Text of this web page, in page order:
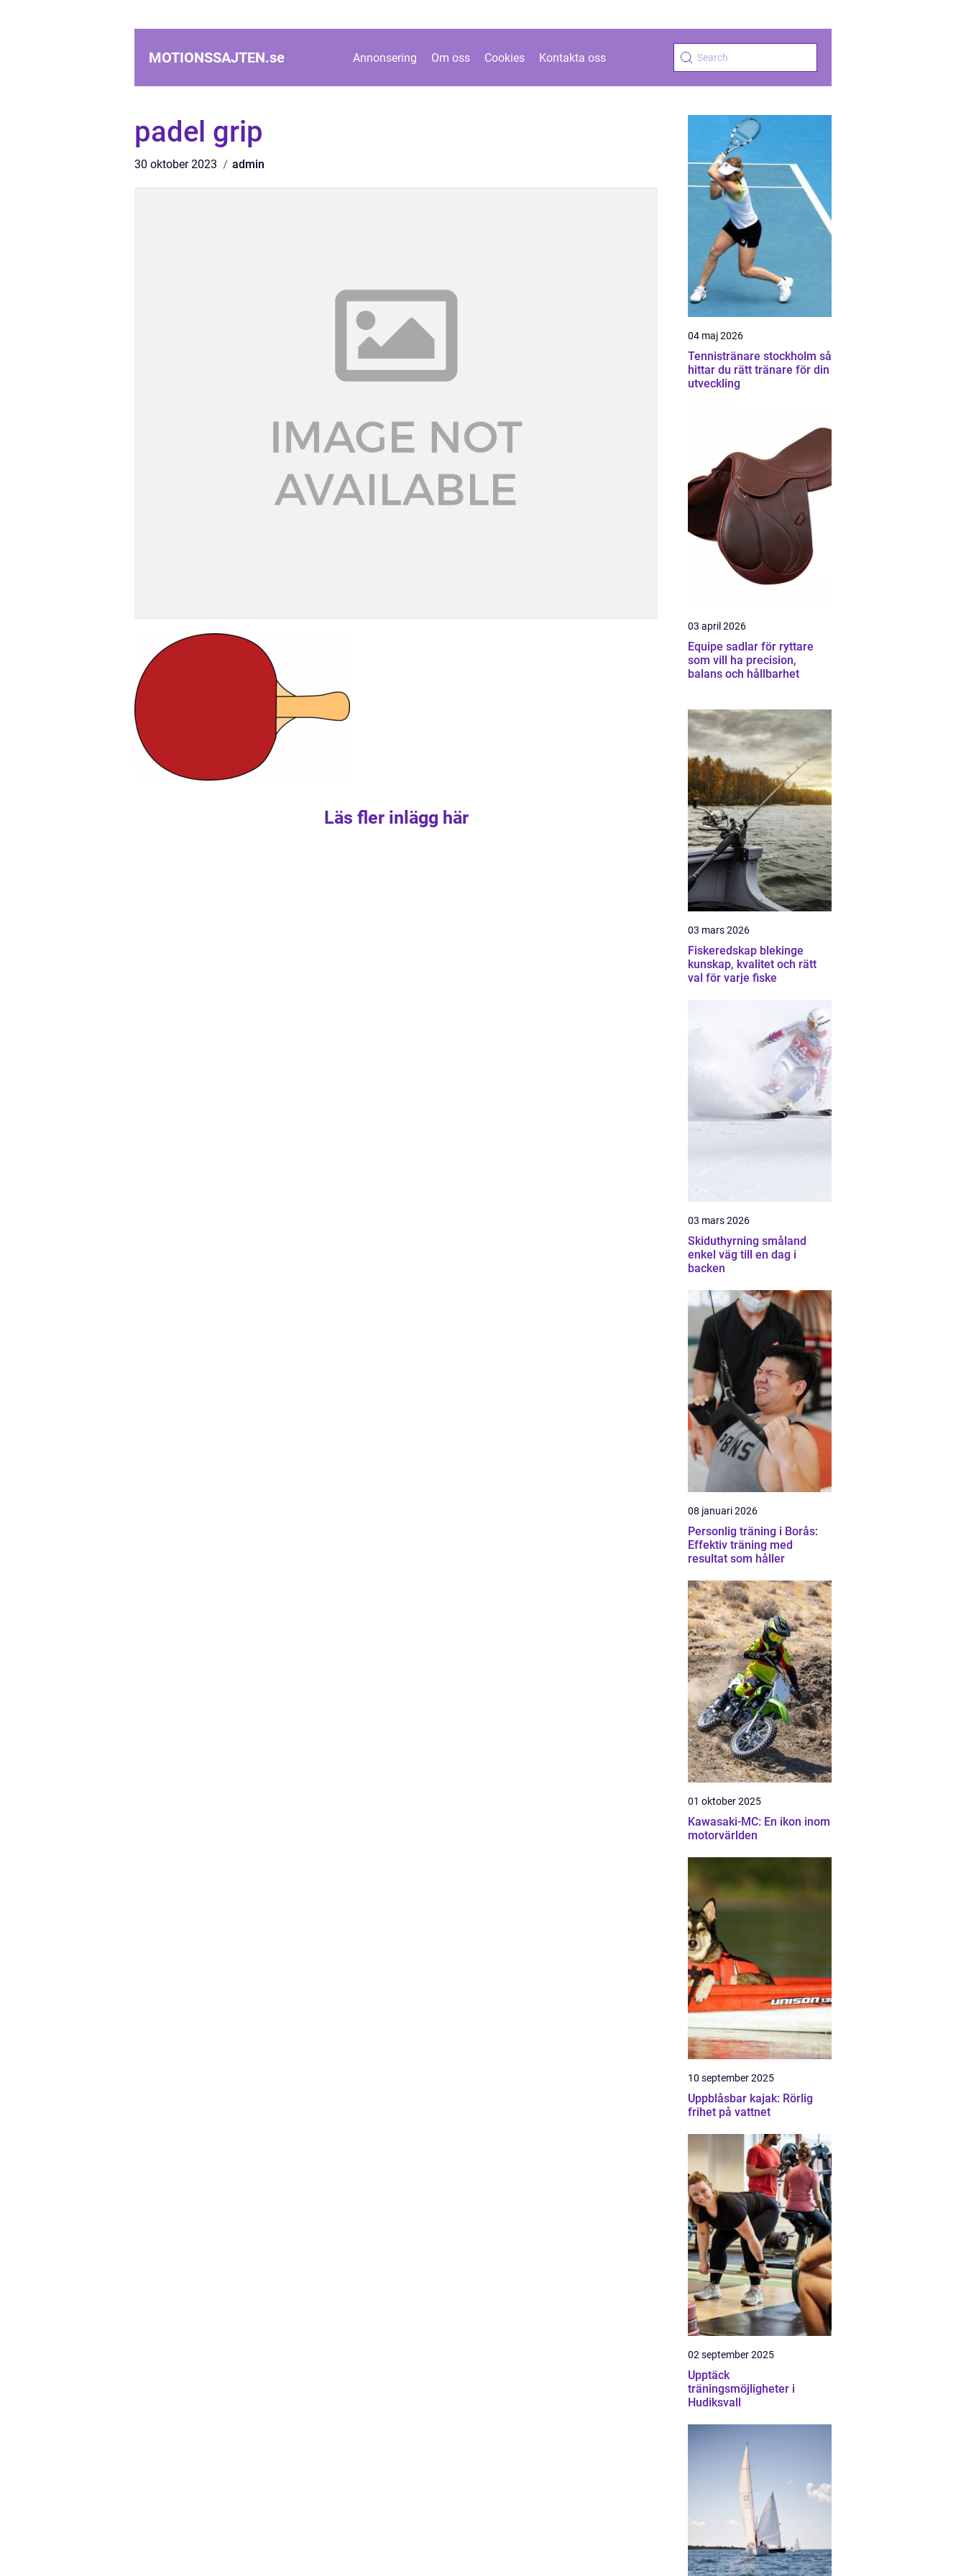
MOTIONSSAJTEN.se Annonsering Om oss Cookies Kontakta oss
padel grip
30 oktober 2023 admin
Läs fler inlägg här
04 maj 2026
Tennistränare stockholm så
hittar du rätt tränare för din
utveckling
03 april 2026
Equipe sadlar för ryttare
som vill ha precision,
balans och hållbarhet
03 mars 2026
Fiskeredskap blekinge
kunskap, kvalitet och rätt
val för varje fiske
03 mars 2026
Skiduthyrning småland
enkel väg till en dag i
backen
08 januari 2026
Personlig träning i Borås:
Effektiv träning med
resultat som håller
01 oktober 2025
Kawasaki-MC: En ikon inom
motorvärlden
10 september 2025
Uppblåsbar kajak: Rörlig
frihet på vattnet
02 september 2025
Upptäck
träningsmöjligheter i
Hudiksvall